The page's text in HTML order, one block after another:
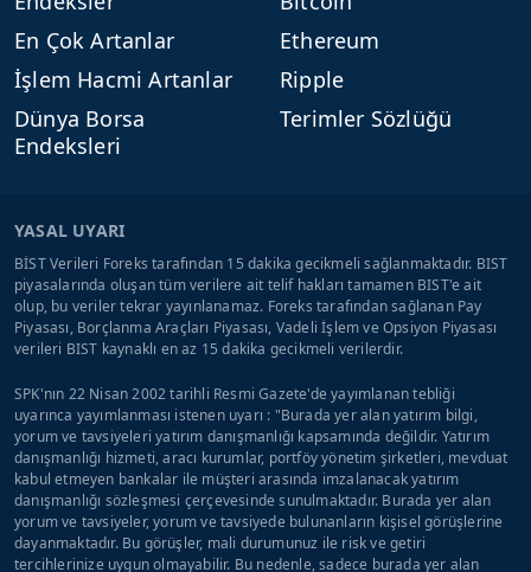
En Çok Artanlar
İşlem Hacmi Artanlar
Dünya Borsa
Endeksleri
Ethereum
Ripple
Terimler Sözlüğü
YASAL UYARI
BİST Verileri Foreks tarafından 15 dakika gecikmeli sağlanmaktadır. BIST
piyasalarında oluşan tüm verilere ait telif hakları tamamen BIST'e ait
olup, bu veriler tekrar yayınlanamaz. Foreks tarafından sağlanan Pay
Piyasası, Borçlanma Araçları Piyasası, Vadeli İşlem ve Opsiyon Piyasası
verileri BIST kaynaklı en az 15 dakika gecikmeli verilerdir.
SPK'nın 22 Nisan 2002 tarihli Resmi Gazete'de yayımlanan tebliği
uyarınca yayımlanması istenen uyarı : "Burada yer alan yatırım bilgi,
yorum ve tavsiyeleri yatırım danışmanlığı kapsamında değildir. Yatırım
danışmanlığı hizmeti, aracı kurumlar, portföy yönetim şirketleri, mevduat
kabul etmeyen bankalar ile müşteri arasında imzalanacak yatırım
danışmanlığı sözleşmesi çerçevesinde sunulmaktadır. Burada yer alan
yorum ve tavsiyeler, yorum ve tavsiyede bulunanların kişisel görüşlerine
dayanmaktadır. Bu görüşler, mali durumunuz ile risk ve getiri
tercihlerinize uygun olmayabilir. Bu nedenle, sadece burada yer alan